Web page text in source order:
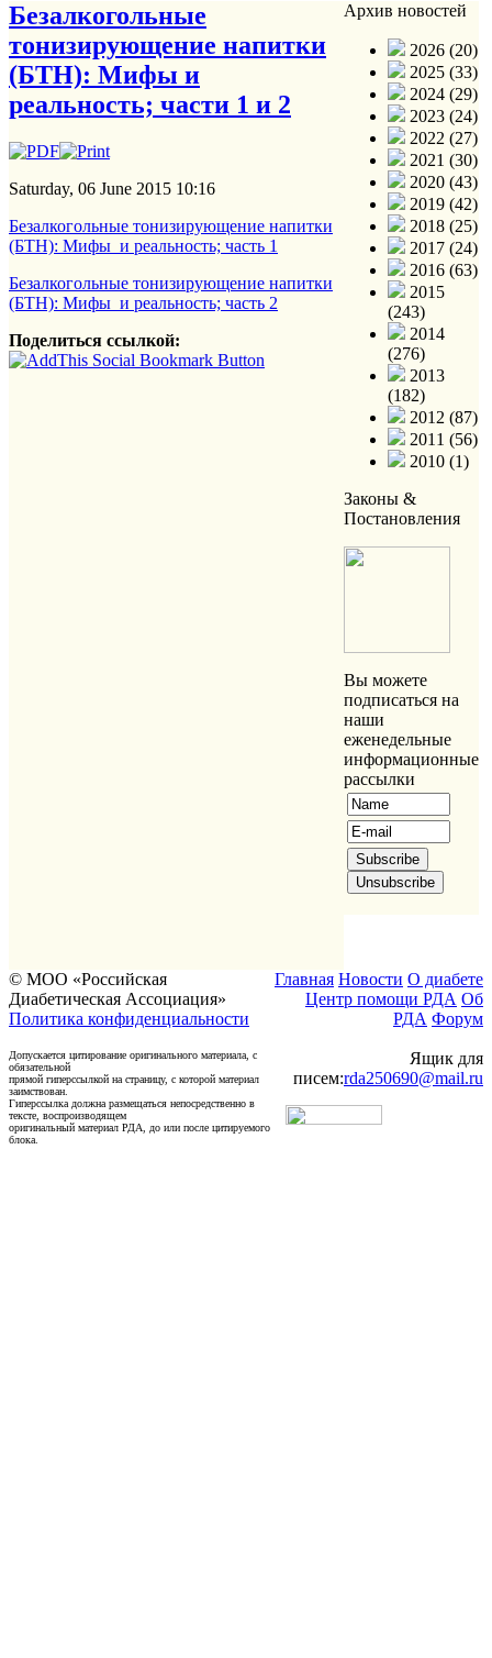
Безалкогольные
тонизирующение напитки
(БТН): Мифы и
реальность; части 1 и 2
Saturday, 06 June 2015 10:16
Безалкогольные тонизирующение напитки
(БТН): Мифы и реальность; часть 1
Безалкогольные тонизирующение напитки
(БТН): Мифы и реальность; часть 2
Поделиться ссылкой:
Архив новостей
2026 (20)
2025 (33)
2024 (29)
2023 (24)
2022 (27)
2021 (30)
2020 (43)
2019 (42)
2018 (25)
2017 (24)
2016 (63)
2015
(243)
2014
(276)
2013
(182)
2012 (87)
2011 (56)
2010 (1)
Законы &
Постановления
Вы можете
подписаться на
наши
еженедельные
информационные
рассылки
© МОО «Российская
Диабетическая Ассоциация»
Политика конфиденциальности
Допускается цитирование оригинального материала, с
обязательной
прямой гиперссылкой на страницу, с которой материал
заимствован.
Гиперссылка должна размещаться непосредственно в
тексте, воспроизводящем
оригинальный материал РДА, до или после цитируемого
блока.
Главная Новости О диабете
Центр помощи РДА Об
РДА Форум
Ящик для
писем:rda250690@mail.ru